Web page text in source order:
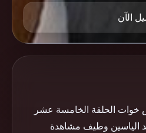
الآن
خوات الحلقة الخامسة عشر
الياسين وطيف مشاهدة